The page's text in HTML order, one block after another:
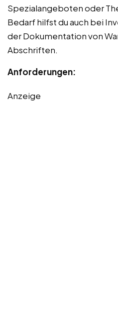
Spezialangeboten oder
Bedarf hilfst du auch bei
der Dokumentation von
Abschriften.
Anforderungen:
Anzeige